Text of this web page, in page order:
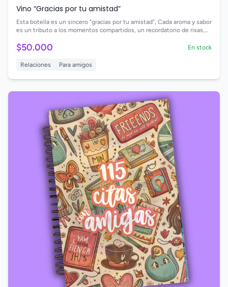
Vino “Gracias por tu amistad”
Esta botella es un sincero “gracias por tu amistad”, Cada aroma y sabor
es un tributo a los momentos compartidos, un recordatorio de risas,
$50.000 En stock
Relaciones Para amigos